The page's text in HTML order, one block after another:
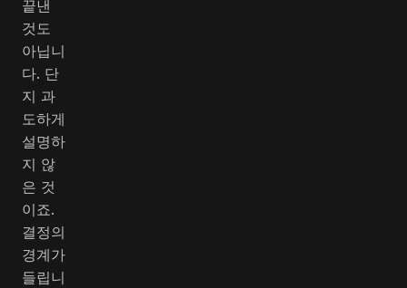
끝낸
것도
아닙니
다. 단
지 과
도하게
설명하
지 않
은 것
이죠.
결정의
경계가
들립니